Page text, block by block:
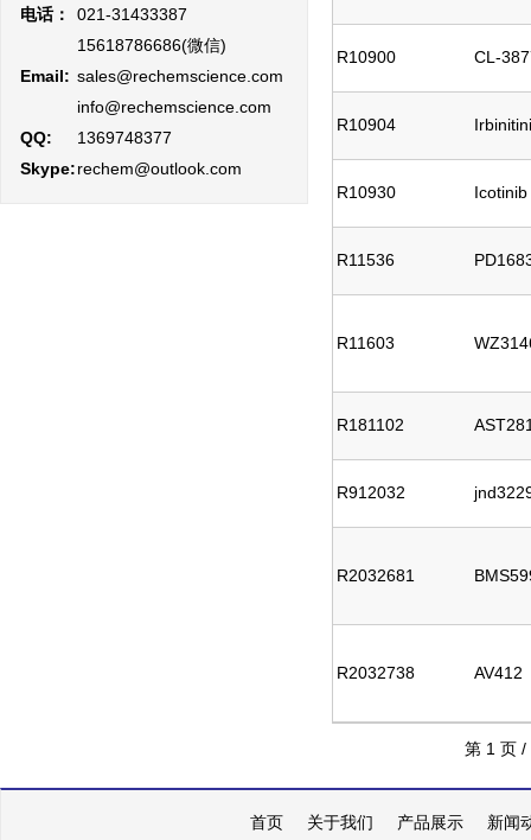
电话：
021-31433387
15618786686(微信)
Email: sales@rechemscience.com
info@rechemscience.com
QQ:
1369748377
Skype:rechem@outlook.com
R10900 CL-
R10904
R10930 Icotinib
R11536
R11603
R181102
R912032
R2032681
R2032738 AV412
第 1 页 /
首页 关于我们 产品展示 新闻